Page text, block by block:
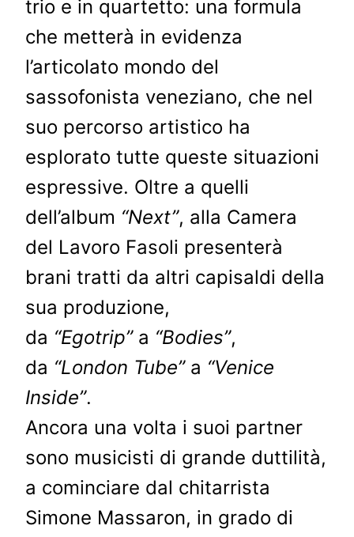
trio e in quartetto: una formula
che metterà in evidenza
l’articolato mondo del
sassofonista veneziano, che nel
suo percorso artistico ha
esplorato tutte queste situazioni
espressive. Oltre a quelli
dell’album “Next”, alla Camera
del Lavoro Fasoli presenterà
brani tratti da altri capisaldi della
sua produzione,
da “Egotrip”a “Bodies”,
da “London Tube” a “Venice
Inside”.
Ancora una volta i suoi partner
sono musicisti di grande duttilità,
a cominciare dal chitarrista
Simone Massaron, in grado di